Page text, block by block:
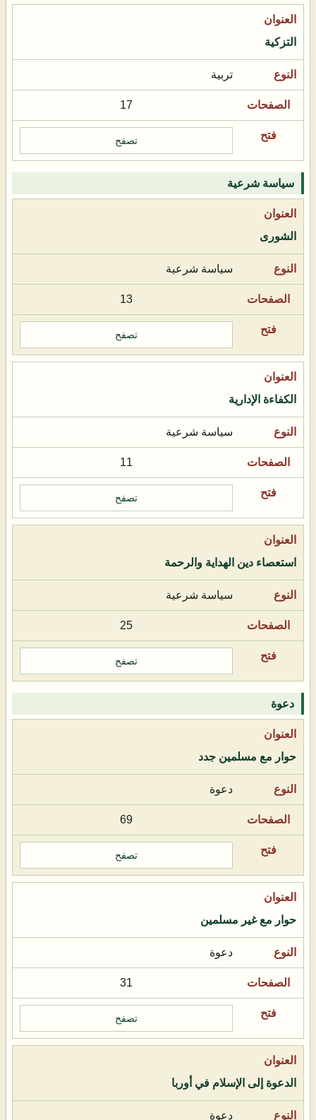
التزكية
تربية
17
تصفح
سياسة شرعية
الشورى
سياسة شرعية
13
تصفح
الكفاءة الإدارية
سياسة شرعية
11
تصفح
استعصاء دين الهداية والرحمة
سياسة شرعية
25
تصفح
دعوة
حوار مع مسلمين جدد
دعوة
69
تصفح
حوار مع غير مسلمين
دعوة
31
تصفح
الدعوة إلى الإسلام في أوربا
دعوة